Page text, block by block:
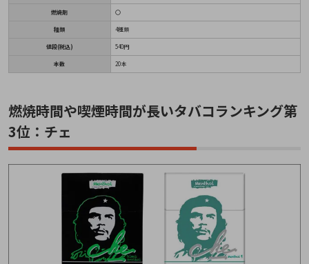
燃焼剤 〇
種類 4種類
値段(税込) 540円
本数 20本
燃焼時間や喫煙時間が長いタバコランキング第
3位：チェ